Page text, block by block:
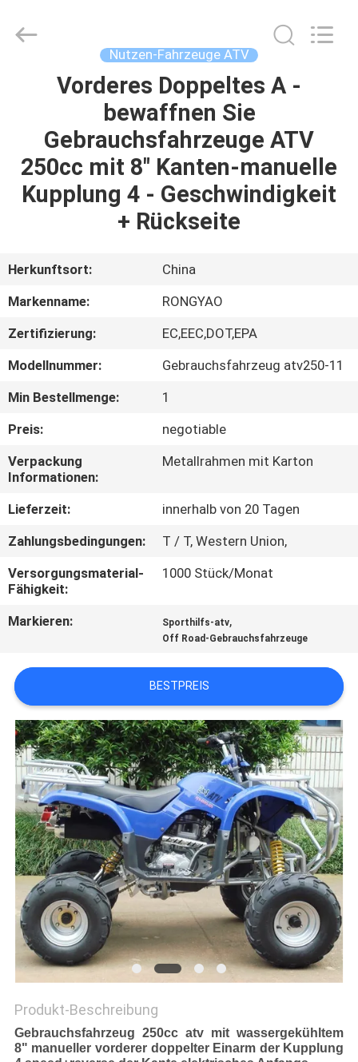
HAUS
PRODUKTE
ÜBER
FABRIK-
AUSFLUG
QUALITÄTSKONTROLLE
TRETEN
SIE
MIT
UNS
IN
VERBINDUNG
FORDERN
ZITAT
SITEMAP
DATENSCHUTZRICHTLINIE
Co.,Ltd.
Nutzen-Fahrzeuge ATV
Vorderes Doppeltes A -
bewaffnen Sie
Gebrauchsfahrzeuge ATV
250cc mit 8" Kanten-manuelle
Kupplung 4 - Geschwindigkeit
+ Rückseite
Herkunftsort:
China
Markenname:
RONGYAO
Zertifizierung:
EC,EEC,DOT,EPA
Modellnummer:
Gebrauchsfahrzeug atv250-11
Min Bestellmenge:
1
Preis:
negotiable
Verpackung
Informationen:
Metallrahmen mit Karton
Lieferzeit:
innerhalb von 20 Tagen
Zahlungsbedingungen:
T / T, Western Union,
Versorgungsmaterial-
Fähigkeit:
1000 Stück/Monat
Markieren: Sporthilfs-atv,
Off Road-Gebrauchsfahrzeuge
BESTPREIS
Produkt-Beschreibung
Gebrauchsfahrzeug 250cc atv mit wassergekühltem
8" manueller vorderer doppelter Einarm der Kupplung